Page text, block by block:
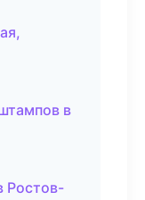
в
Ростов-